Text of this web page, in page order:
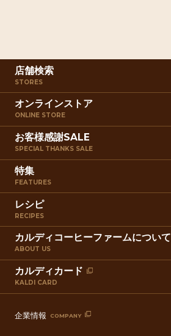
店舗検索
STORES
オンラインストア
ONLINE STORE
お客様感謝SALE
SPECIAL THANKS SALE
特集
FEATURES
レシピ
RECIPES
カルディコーヒーファームについて
ABOUT US
カルディカード
KALDI CARD
企業情報 COMPANY